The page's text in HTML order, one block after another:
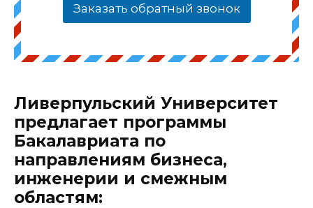
Заказать обратный звонок
Ливерпульский Университет
предлагает программы
Бакалавриата по
направлениям бизнеса,
инженерии и смежным
областям: